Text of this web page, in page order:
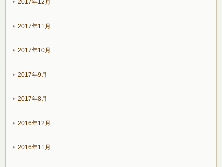
2017年12月
2017年11月
2017年10月
2017年9月
2017年8月
2016年12月
2016年11月